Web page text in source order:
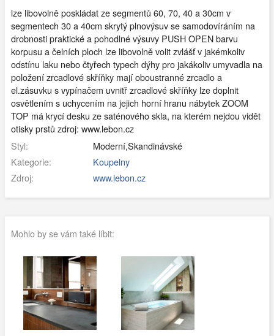
lze libovolně poskládat ze segmentů 60, 70, 40 a 30cm v
segmentech 30 a 40cm skrytý plnovýsuv se samodovíráním na
drobnosti praktické a pohodlné výsuvy PUSH OPEN barvu
korpusu a čelních ploch lze libovolně volit zvlášť v jakémkoliv
odstínu laku nebo čtyřech typech dýhy pro jakákoliv umyvadla na
položení zrcadlové skříňky mají oboustranné zrcadlo a
el.zásuvku s vypínačem uvnitř zrcadlové skříňky lze doplnit
osvětlením s uchycením na jejich horní hranu nábytek ZOOM
TOP má krycí desku ze saténového skla, na kterém nejdou vidět
otisky prstů zdroj: www.lebon.cz
Styl:
Moderní,Skandinávské
Kategorie:
Koupelny
Zdroj:
www.lebon.cz
Mohlo by se vám také líbit: